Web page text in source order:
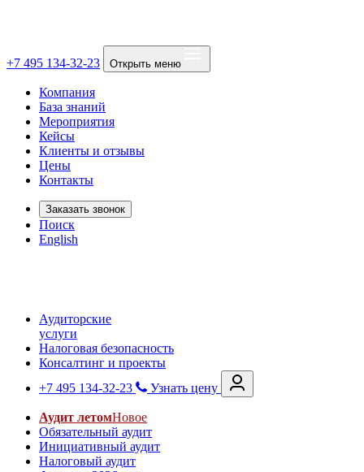
+7 495 134-32-23 Открыть меню
Компания
База знаний
Мероприятия
Кейсы
Клиенты и отзывы
Цены
Контакты
Заказать звонок
Поиск
English
Аудиторские
услуги
Налоговая безопасность
Консалтинг и проекты
+7 495 134-32-23
Узнать цену
Аудит летомНовое
Обязательный аудит
Инициативный аудит
Налоговый аудит